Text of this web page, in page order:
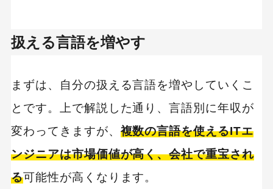
扱える言語を増やす
まずは、自分の扱える言語を増やしていくこ
とです。上で解説した通り、言語別に年収が
変わってきますが、 複数の言語を使えるITエ
ンジニアは市場価値が高く、会社で重宝され
る可能性が高くなります。